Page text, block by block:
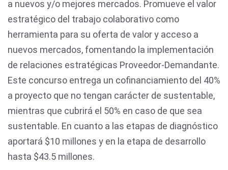
a nuevos y/o mejores mercados. Promueve el valor
estratégico del trabajo colaborativo como
herramienta para su oferta de valor y acceso a
nuevos mercados, fomentando la implementación
de relaciones estratégicas Proveedor-Demandante.
Este concurso entrega un cofinanciamiento del 40%
a proyecto que no tengan carácter de sustentable,
mientras que cubrirá el 50% en caso de que sea
sustentable. En cuanto a las etapas de diagnóstico
aportará $10 millones y en la etapa de desarrollo
hasta $43.5 millones.